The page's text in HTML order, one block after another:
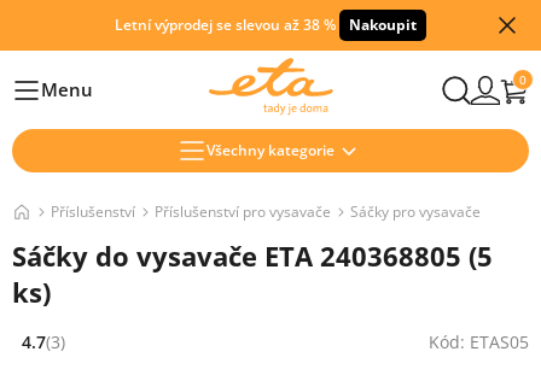
Letní výprodej se slevou až 38 % Nakoupit
HlavníMenu 0
Všechny kategorie
Příslušenství Příslušenství pro vysavače Sáčky pro vysavače
Sáčky do vysavače ETA 240368805 (5
ks)
Hodnocení: 4.7 z 5 (3 recenzí)
4.7(3) Kód: ETAS05